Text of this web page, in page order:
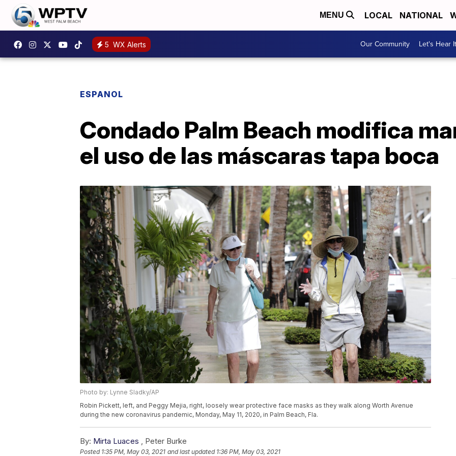
MENU LOCAL NATIONAL
5 WX Alerts Our Community Let's Hear It
ESPANOL
Condado Palm Beach modifica
el uso de las máscaras tapa boca
Photo by: Lynne Sladky/AP
Robin Pickett, left, and Peggy Mejia, right, loosely wear protective face masks as they walk along Worth Avenue
during the new coronavirus pandemic, Monday, May 11, 2020, in Palm Beach, Fla.
By: Mirta Luaces , Peter Burke
Posted 1:35 PM, May 03, 2021 and last updated 1:36 PM, May 03, 2021